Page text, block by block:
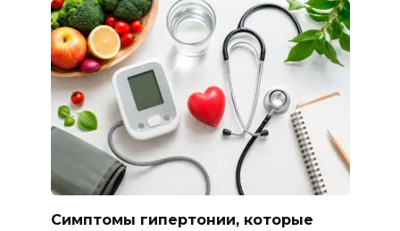
Симптомы гипертонии, которые